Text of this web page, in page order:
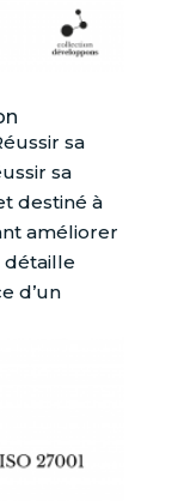
sa
sa
destiné à
améliorer
détaille
d’un